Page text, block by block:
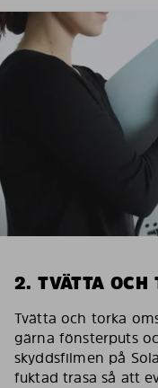
2. TVÄTTA OCH
Tvätta och torka
gärna fönsterputs
skyddsfilmen på
fuktad trasa så att